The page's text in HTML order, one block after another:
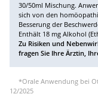
30/50ml Mischung.
sich von den
Besserung der
Enthält 18 mg Alkohol
Zu Risiken und
fragen Sie Ihre Ärztin,
*Orale Anwendung bei
12/2025